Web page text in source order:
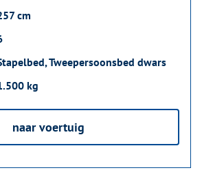
cm
Tweepersoonsbed dwars
kg
naar voertuig